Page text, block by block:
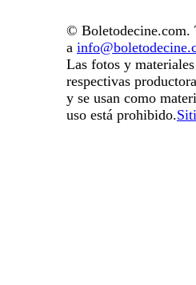
© Boletodecine.com.
a
Las fotos y
respectivas
y se usan como
uso está prohibido.